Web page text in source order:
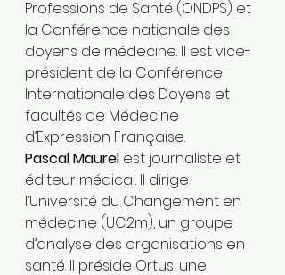
Professions de Santé (ONDPS) et
la Conférence nationale des
doyens de médecine. Il est vice-
président de la Conférence
Internationale des Doyens et
facultés de Médecine
d’Expression Française.
Pascal Maurel est journaliste et
éditeur médical. Il dirige
l’Université du Changement en
médecine (UC2m), un groupe
d’analyse des organisations en
santé. Il préside Ortus, une